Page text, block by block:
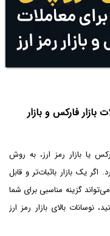
بازار فارکس و بازار
یا بازار رمز ارز، به روش
یک بازار باثبات‌تر و قابل
گزینه مناسبی برای شما
بالای بازار رمز ارز